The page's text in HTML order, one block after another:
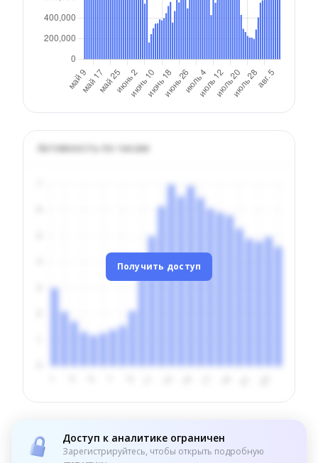
Активность по часам
Получить доступ
Доступ к аналитике ограничен
Зарегистрируйтесь, чтобы открыть подробную